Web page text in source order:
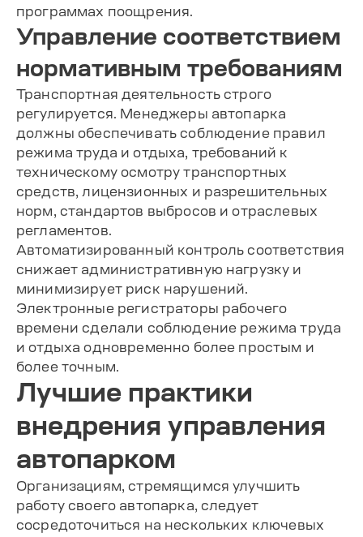
программах поощрения.
Управление соответствием
нормативным требованиям
Транспортная деятельность строго
регулируется. Менеджеры автопарка
должны обеспечивать соблюдение правил
режима труда и отдыха, требований к
техническому осмотру транспортных
средств, лицензионных и разрешительных
норм, стандартов выбросов и отраслевых
регламентов.
Автоматизированный контроль соответствия
снижает административную нагрузку и
минимизирует риск нарушений.
Электронные регистраторы рабочего
времени сделали соблюдение режима труда
и отдыха одновременно более простым и
более точным.
Лучшие практики
внедрения управления
автопарком
Организациям, стремящимся улучшить
работу своего автопарка, следует
сосредоточиться на нескольких ключевых